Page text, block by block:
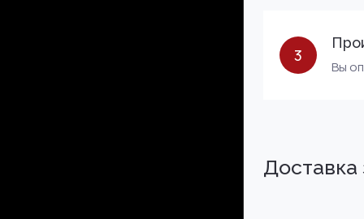
3
Вы
Доставка